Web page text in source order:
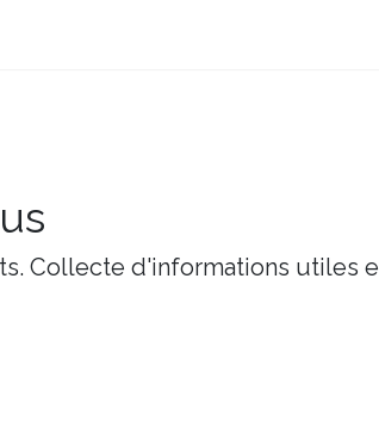
Collecte d'informations utiles